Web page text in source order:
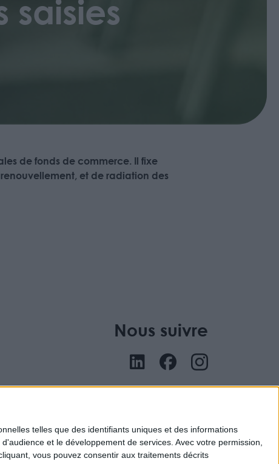
telles que des identifiants uniques et des informations
et le développement de services. Avec votre permission,
vous pouvez consentir aux traitements décrits
saisies
de fonds de commerce. Il fixe
et de radiation des
Nous suivre